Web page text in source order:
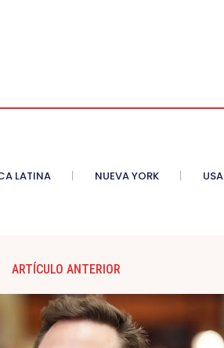
LATINA NUEVA YORK USA
ARTÍCULO ANTERIOR